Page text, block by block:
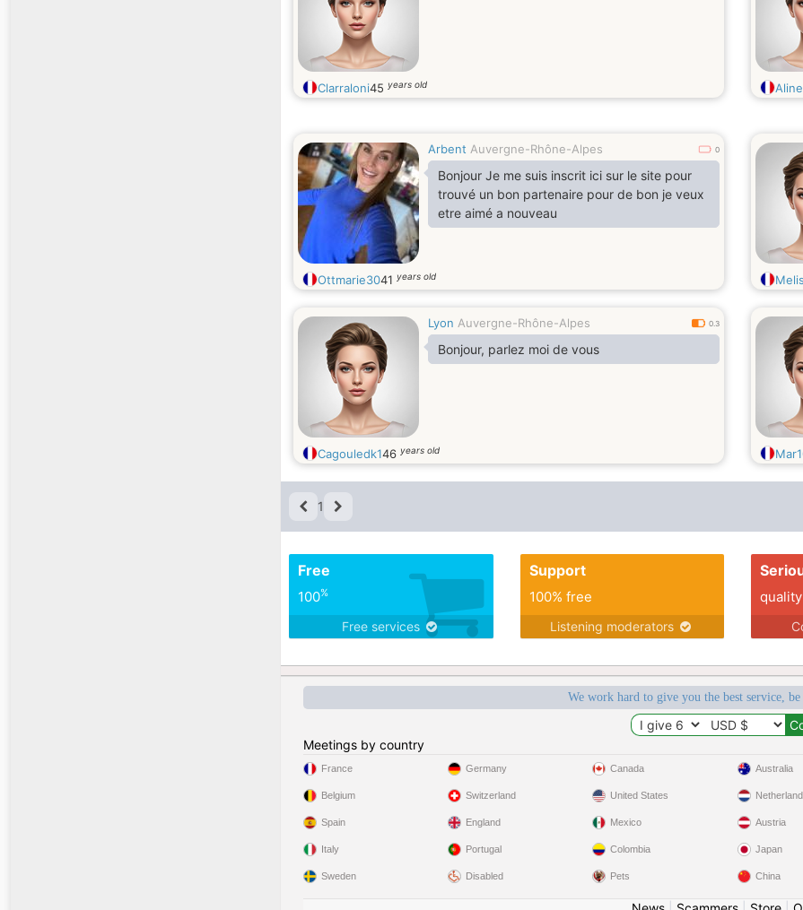
Clarraloni45 years old
Arbent Auvergne-Rhône-Alpes 0
Bonjour Je me suis inscrit ici sur le site pour
trouvé un bon partenaire pour de bon je veux
etre aimé a nouveau
Ottmarie3041 years old
Lyon Auvergne-Rhône-Alpes 0.3
Bonjour, parlez moi de vous
Cagouledk146 years old
1
Free
100%
Free services
Support
100% free
Listening moderators
We work hard to give you the best service, be
Meetings by country
France
Belgium
Spain
Italy
Sweden
Germany
Switzerland
England
Portugal
Disabled
Canada
United States
Mexico
Colombia
Pets
Australia
Austria
Japan
China